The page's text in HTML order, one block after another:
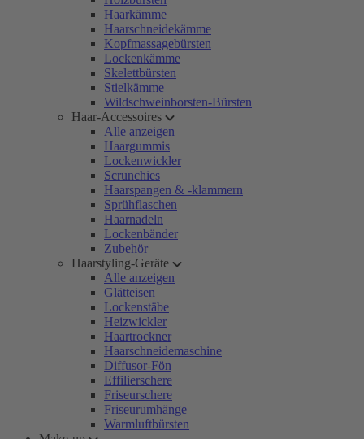
Haarkämme
Haarschneidekämme
Kopfmassagebürsten
Lockenkämme
Skelettbürsten
Stielkämme
Wildschweinborsten-Bürsten
Haar-Accessoires
Alle anzeigen
Haargummis
Lockenwickler
Scrunchies
Haarspangen & -klammern
Sprühflaschen
Haarnadeln
Lockenbänder
Zubehör
Haarstyling-Geräte
Alle anzeigen
Glätteisen
Lockenstäbe
Heizwickler
Haartrockner
Haarschneidemaschine
Diffusor-Fön
Effilierschere
Friseurschere
Friseurumhänge
Warmluftbürsten